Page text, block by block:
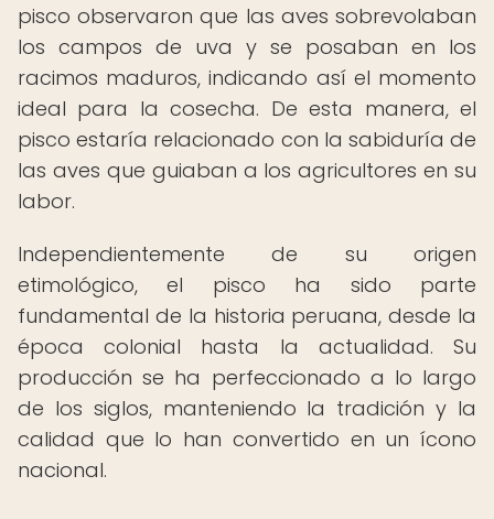
pisco observaron que las aves sobrevolaban
los campos de uva y se posaban en los
racimos maduros, indicando así el momento
ideal para la cosecha. De esta manera, el
pisco estaría relacionado con la sabiduría de
las aves que guiaban a los agricultores en su
labor.
Independientemente de su origen
etimológico, el pisco ha sido parte
fundamental de la historia peruana, desde la
época colonial hasta la actualidad. Su
producción se ha perfeccionado a lo largo
de los siglos, manteniendo la tradición y la
calidad que lo han convertido en un ícono
nacional.